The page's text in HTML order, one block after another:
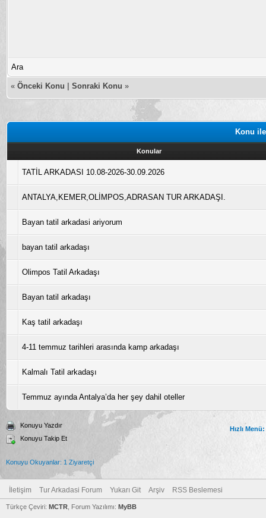
Ara
« Önceki Konu Sonraki Konu »
Konu
Konular
TATİL ARKADASI 10.08-2026-30.09.2026
ANTALYA,KEMER,OLİMPOS,ADRASAN TUR ARKADAŞI.
Bayan tatil arkadasi ariyorum
bayan tatil arkadaşı
Olimpos Tatil Arkadaşı
Bayan tatil arkadaşı
Kaş tatil arkadaşı
4-11 temmuz tarihleri arasında kamp arkadaşı
Kalmalı Tatil arkadaşı
Temmuz ayında Antalya’da her şey dahil oteller
Konuyu Yazdır
Konuyu Takip Et
Hızlı Menü:
Konuyu Okuyanlar: 1 Ziyaretçi
İletişim Tur Arkadasi Forum Yukarı Git Arşiv RSS Beslemesi
Türkçe Çeviri: MCTR , Forum Yazılımı: MyBB